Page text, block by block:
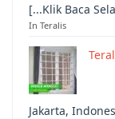
[...Klik Baca
In Teralis
Jakarta,